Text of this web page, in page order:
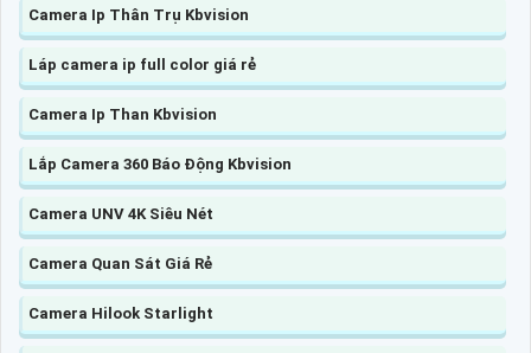
Camera Ip Thân Trụ Kbvision
Láp camera ip full color giá rẻ
Camera Ip Than Kbvision
Lắp Camera 360 Báo Động Kbvision
Camera UNV 4K Siêu Nét
Camera Quan Sát Giá Rẻ
Camera Hilook Starlight